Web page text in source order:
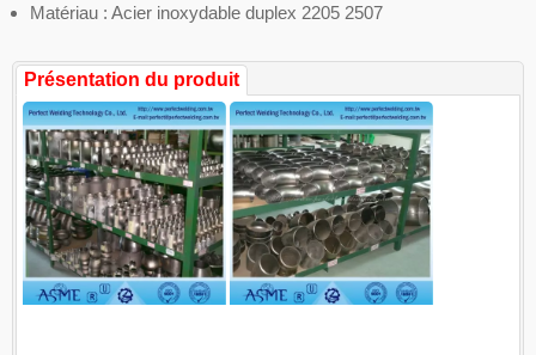
Matériau : Acier inoxydable duplex 2205 2507
Présentation du produit